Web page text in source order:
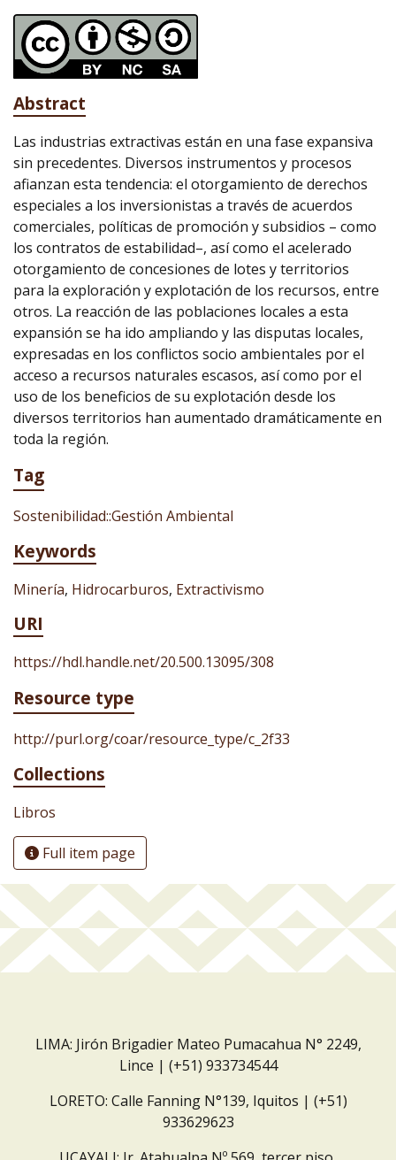
Abstract
Las industrias extractivas están en una fase expansiva
sin precedentes. Diversos instrumentos y procesos
afianzan esta tendencia: el otorgamiento de derechos
especiales a los inversionistas a través de acuerdos
comerciales, políticas de promoción y subsidios – como
los contratos de estabilidad–, así como el acelerado
otorgamiento de concesiones de lotes y territorios
para la exploración y explotación de los recursos, entre
otros. La reacción de las poblaciones locales a esta
expansión se ha ido ampliando y las disputas locales,
expresadas en los conflictos socio ambientales por el
acceso a recursos naturales escasos, así como por el
uso de los beneficios de su explotación desde los
diversos territorios han aumentado dramáticamente en
toda la región.
Tag
Sostenibilidad::Gestión Ambiental
Keywords
Minería, Hidrocarburos, Extractivismo
URI
https://hdl.handle.net/20.500.13095/308
Resource type
http://purl.org/coar/resource_type/c_2f33
Collections
Libros
Full item page
LIMA: Jirón Brigadier Mateo Pumacahua N° 2249,
Lince | (+51) 933734544
LORETO: Calle Fanning N°139, Iquitos | (+51)
933629623